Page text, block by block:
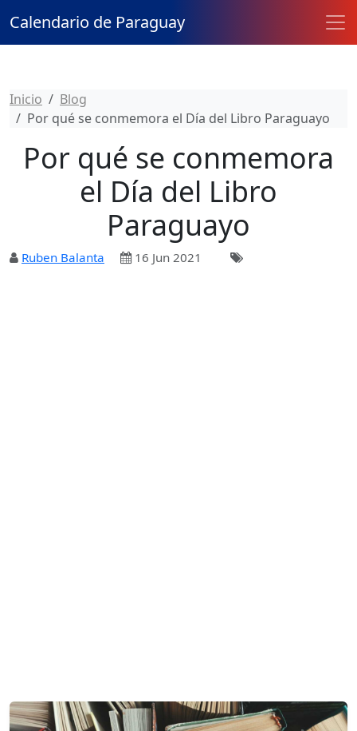
Calendario de Paraguay
Inicio
Blog
Por qué se conmemora el Día del Libro Paraguayo
Por qué se conmemora
el Día del Libro
Paraguayo
Ruben Balanta 16 Jun 2021